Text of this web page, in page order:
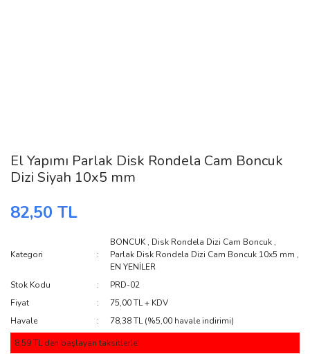
El Yapımı Parlak Disk Rondela Cam Boncuk
Dizi Siyah 10x5 mm
82,50 TL
Kategori
BONCUK , Disk Rondela Dizi Cam Boncuk ,
Parlak Disk Rondela Dizi Cam Boncuk 10x5 mm ,
EN YENİLER
Stok Kodu
PRD-02
Fiyat
75,00 TL + KDV
Havale
78,38 TL (%5,00 havale indirimi)
8,59 TL den başlayan taksitlerle!